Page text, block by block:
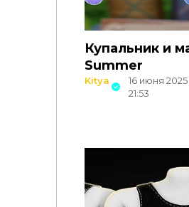
Купальник и
Summer
Kitya
16 июня 2025
21:53